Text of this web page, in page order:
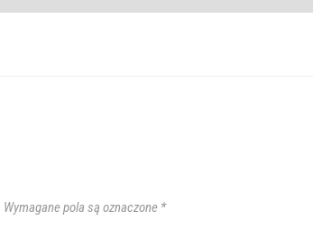
Wymagane pola są oznaczone *